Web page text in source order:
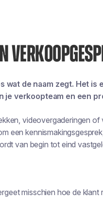
wat de naam zegt. Het is
je verkoopteam en een
videovergaderingen
een
van begin tot eind
misschien hoe de klant